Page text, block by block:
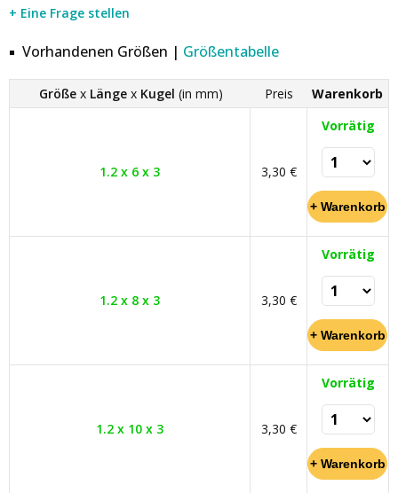
+ Eine Frage stellen
Vorhandenen Größen | Größentabelle
Größex Längex Kugel (in mm) Preis Warenkorb
1.2 x 6 x 3 3,30 €
Vorrätig
1.2 x 8 x 3 3,30 €
Vorrätig
1.2 x 10 x 3 3,30 €
Vorrätig